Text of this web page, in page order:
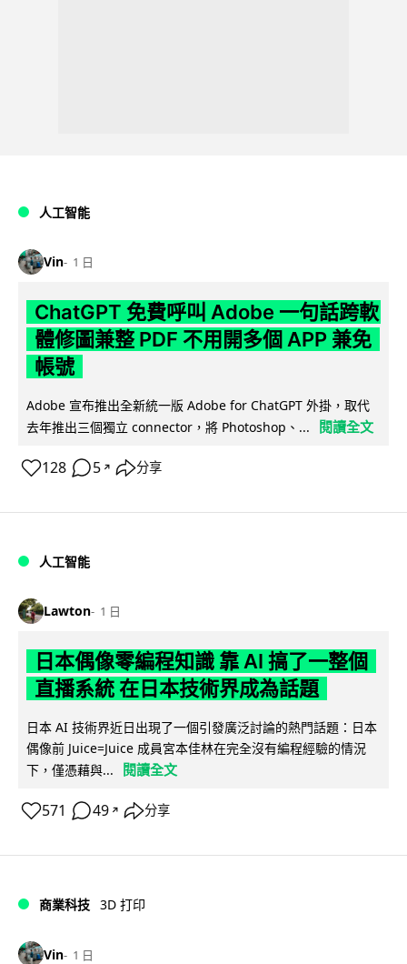
人工智能
Vin 1 日
ChatGPT 免費呼叫 Adobe 一句話跨軟
體修圖兼整 PDF 不用開多個 APP 兼免
帳號
Adobe 宣布推出全新統一版 Adobe for ChatGPT 外掛，取代
去年推出三個獨立 connector，將 Photoshop、...
閱讀全文
128 5 ↗ 分享
人工智能
Lawton 1 日
日本偶像零編程知識 靠 AI 搞了一整個
直播系統 在日本技術界成為話題
日本 AI 技術界近日出現了一個引發廣泛討論的熱門話題：日本
偶像前 Juice=Juice 成員宮本佳林在完全沒有編程經驗的情況
下，僅憑藉與...
閱讀全文
571 49 ↗ 分享
商業科技 3D 打印
Vin 1 日